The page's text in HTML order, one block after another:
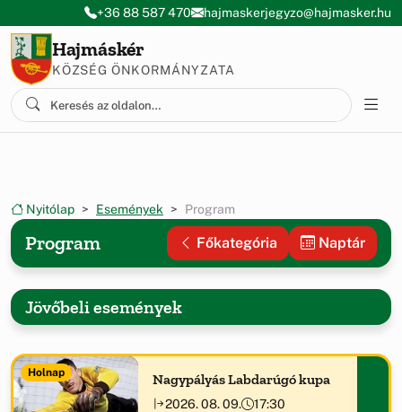
Ugrás a menüre
Ugrás a tartalomra
+36 88 587 470 hajmaskerjegyzo@hajmasker.hu
Hajmáskér
KÖZSÉG ÖNKORMÁNYZATA
Nyitólap Események Program
Program Főkategória Naptár
Jövőbeli események
Holnap Nagypályás Labdarúgó kupa
2026. 08. 09. 17:30